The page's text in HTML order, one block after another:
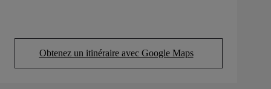
Obtenez un itinéraire avec Google Maps
(Opens in new tab)